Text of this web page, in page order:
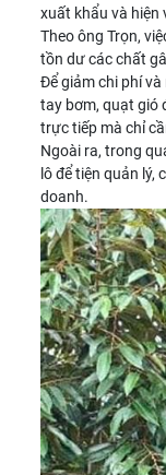
xuất khẩu và hiện
Theo ông Trọn,
tồn dư các chất
Để giảm chi phí
tay bơm, quạt gió
trực tiếp mà chỉ
Ngoài ra, trong
lô để tiện quản
doanh.